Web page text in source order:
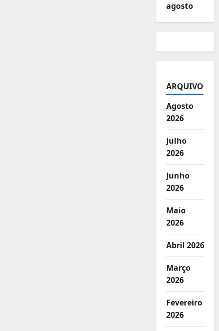
agosto
ARQUIVO
Agosto
2026
Julho
2026
Junho
2026
Maio
2026
Abril 2026
Março
2026
Fevereiro
2026